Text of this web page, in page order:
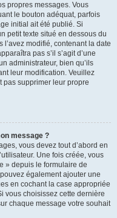
propres messages. Vous
le bouton adéquat, parfois
initial ait été publié. Si
petit texte situé en dessous du
modifié, contenant la date
pas s’il s’agit d’une
administrateur, bien qu’ils
leur modification. Veuillez
pas supprimer leur propre
message ?
vous devez tout d’abord en
Une fois créée, vous
» depuis le formulaire de
également ajouter une
en cochant la case appropriée
vous choisissez cette dernière
chaque message votre souhait